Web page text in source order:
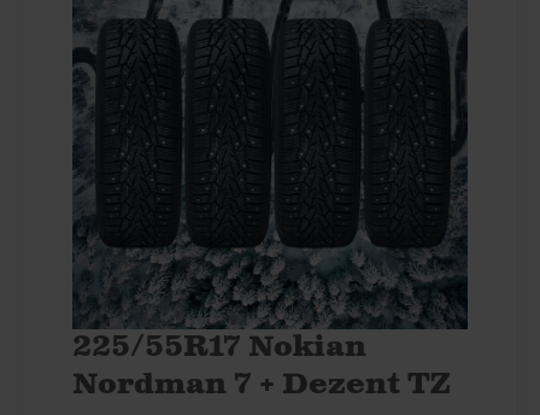
225/55R17 Nokian
Nordman 7 + Dezent TZ